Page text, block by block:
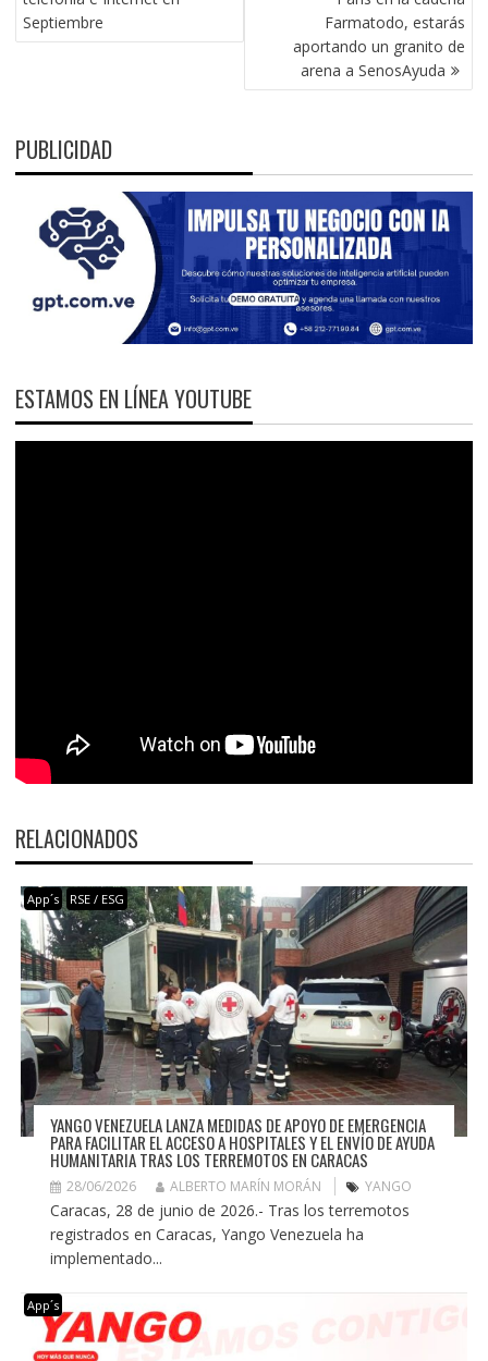
Septiembre
Farmatodo, estarás
aportando un granito de
arena a SenosAyuda
PUBLICIDAD
ESTAMOS EN LÍNEA YOUTUBE
RELACIONADOS
App´s RSE / ESG
YANGO VENEZUELA LANZA MEDIDAS DE APOYO DE EMERGENCIA
PARA FACILITAR EL ACCESO A HOSPITALES Y EL ENVÍO DE AYUDA
HUMANITARIA TRAS LOS TERREMOTOS EN CARACAS
28/06/2026 ALBERTO MARÍN MORÁN YANGO
Caracas, 28 de junio de 2026.- Tras los terremotos
registrados en Caracas, Yango Venezuela ha
implementado...
App´s